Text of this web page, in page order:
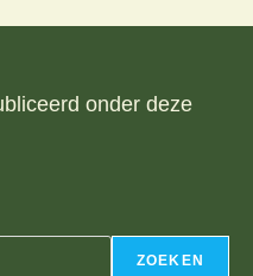
onder deze
ZOEKEN